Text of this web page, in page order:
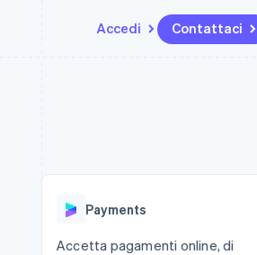
Accedi Contattaci
Radar
Costituzione di
Stato dell'API
Payments
Accetta pagamenti online, di